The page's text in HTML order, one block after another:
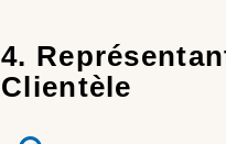
4.
Clientèle